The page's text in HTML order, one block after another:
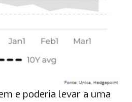
e poderia levar a uma